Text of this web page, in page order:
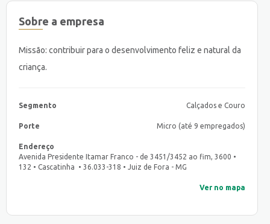
Sobre a empresa
Missão: contribuir para o desenvolvimento feliz e natural da
criança.
Segmento Calçados e Couro
Porte Micro (até 9 empregados)
Endereço
Avenida Presidente Itamar Franco - de 3451/3452 ao fim, 3600 •
132 • Cascatinha • 36.033-318 • Juiz de Fora - MG
Ver no mapa